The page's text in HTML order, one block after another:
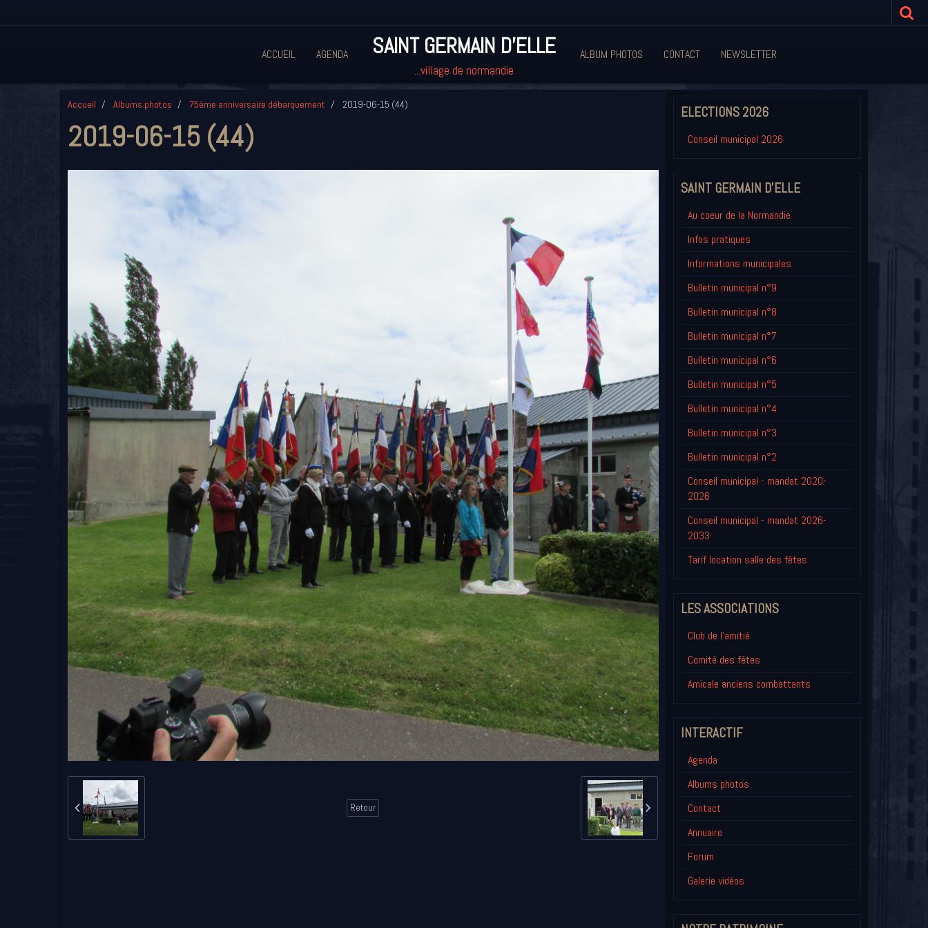
ACCUEIL AGENDA SAINT GERMAIN D'ELLE
...village de normandie
ALBUM PHOTOS CONTACT NEWSLETTER
Accueil Albums photos 75ème anniversaire débarquement 2019-06-15 (44)
2019-06-15 (44)
Retour
ELECTIONS 2026
Conseil municipal 2026
SAINT GERMAIN D'ELLE
Au coeur de la Normandie
Infos pratiques
Informations municipales
Bulletin municipal n°9
Bulletin municipal n°8
Bulletin municipal n°7
Bulletin municipal n°6
Bulletin municipal n°5
Bulletin municipal n°4
Bulletin municipal n°3
Bulletin municipal n°2
Conseil municipal - mandat 2020-
2026
Conseil municipal - mandat 2026-
2033
Tarif location salle des fêtes
LES ASSOCIATIONS
Club de l'amitié
Comité des fêtes
Amicale anciens combattants
INTERACTIF
Agenda
Albums photos
Contact
Annuaire
Forum
Galerie vidéos